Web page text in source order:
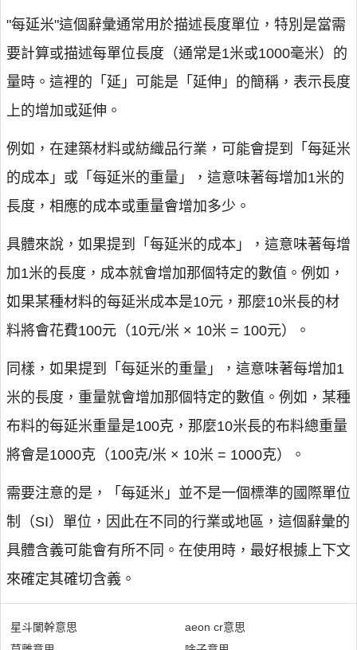
"每延米"這個辭彙通常用於描述長度單位，特別是當需
要計算或描述每單位長度（通常是1米或1000毫米）的
量時。這裡的「延」可能是「延伸」的簡稱，表示長度
上的增加或延伸。
例如，在建築材料或紡織品行業，可能會提到「每延米
的成本」或「每延米的重量」，這意味著每增加1米的
長度，相應的成本或重量會增加多少。
具體來說，如果提到「每延米的成本」，這意味著每增
加1米的長度，成本就會增加那個特定的數值。例如，
如果某種材料的每延米成本是10元，那麼10米長的材
料將會花費100元（10元/米 × 10米 = 100元）。
同樣，如果提到「每延米的重量」，這意味著每增加1
米的長度，重量就會增加那個特定的數值。例如，某種
布料的每延米重量是100克，那麼10米長的布料總重量
將會是1000克（100克/米 × 10米 = 1000克）。
需要注意的是，「每延米」並不是一個標準的國際單位
制（SI）單位，因此在不同的行業或地區，這個辭彙的
具體含義可能會有所不同。在使用時，最好根據上下文
來確定其確切含義。
星斗闌幹意思
aeon cr意思